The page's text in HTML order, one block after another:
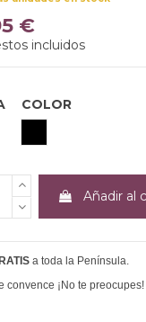
€
incluidos
COLOR
Añadir al
a toda la Península.
convence ¡No te preocupes!